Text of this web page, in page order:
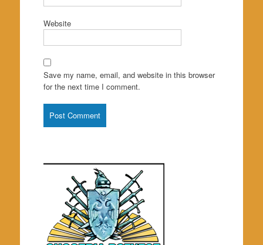
Website
Save my name, email, and website in this browser
for the next time I comment.